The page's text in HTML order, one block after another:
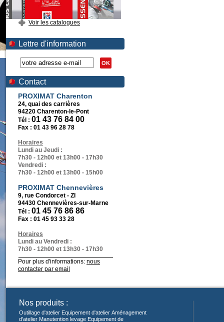
Voir les catalogues
Lettre d'information
OK
Contact
PROXIMAT Charenton
24, quai des carrières
94220 Charenton-le-Pont
Tél : 01 43 76 84 00
Fax : 01 43 96 28 78
Horaires
Lundi au Jeudi :
7h30 - 12h00 et 13h00 - 17h30
Vendredi :
7h30 - 12h00 et 13h00 - 15h00
PROXIMAT Chennevières
9, rue Condorcet - ZI
94430 Chennevières-sur-Marne
Tél : 01 45 76 86 86
Fax : 01 45 93 33 28
Horaires
Lundi au Vendredi :
7h30 - 12h00 et 13h30 - 17h30
Pour plus d'informations: nous
contacter par email
Nos produits :
Outillage d'atelier Equipement d'atelier Aménagement
d'atelier Manutention levage Equipement de